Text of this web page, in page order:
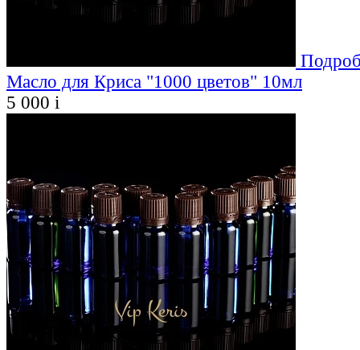
Масло для Криса "1000 цветов" 10мл
5 000 i